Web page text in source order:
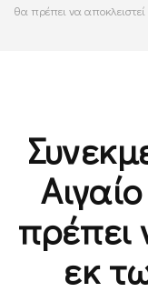
θα πρέπει να
πρέπει
εκ